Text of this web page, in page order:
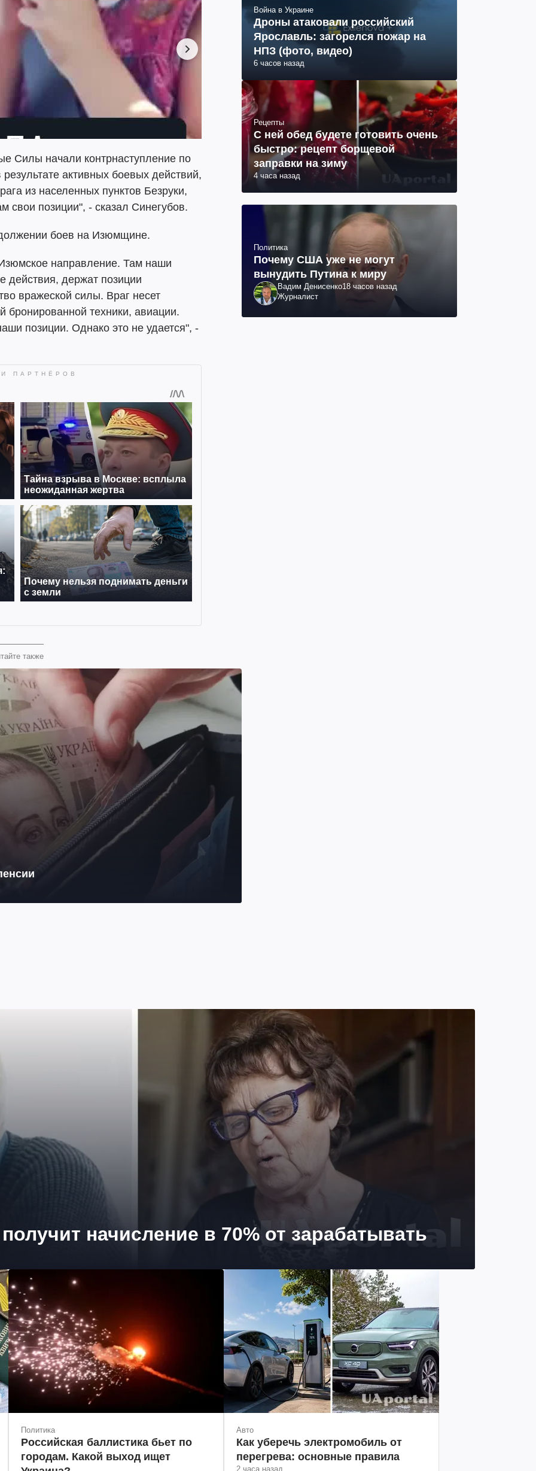
Силы начали контрнаступление по
активных боевых действий,
из населенных пунктов Безруки,
свои позиции", - сказал Синегубов.
боев на Изюмщине.
направление. Там наши
держат позиции
вражеской силы. Враг несет
бронированной техники, авиации.
позиции. Однако это не удается", -
также
Война в Украине
Дроны атаковали российский
Ярославль: загорелся пожар на
НПЗ (фото, видео)
6 часов назад
Рецепты
С ней обед будете готовить очень
быстро: рецепт борщевой
заправки на зиму
4 часа назад
Политика
Почему США уже не могут
вынудить Путина к миру
Вадим Денисенко18 часов назад
Журналист
начисление в 70% от зарабатывать
Политика
Российская баллистика бьет по
городам. Какой выход ищет
Авто
Как уберечь электромобиль от
перегрева: основные правила
2 часа назад